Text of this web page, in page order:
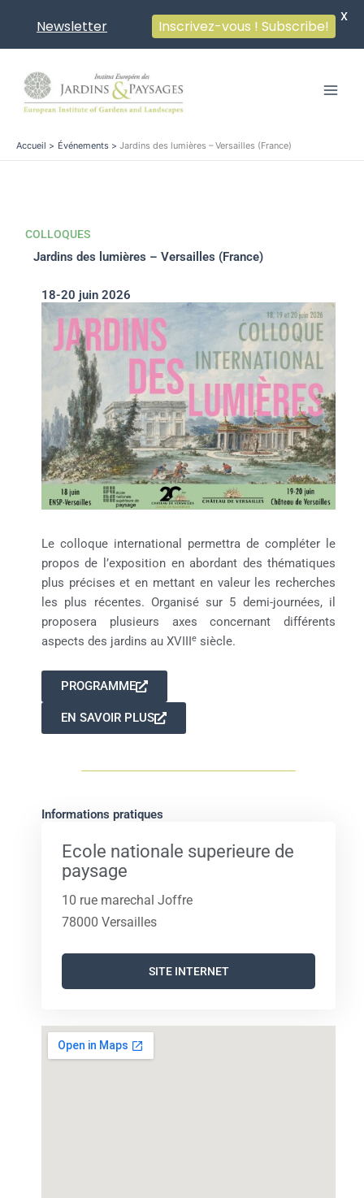
contenu
Accueil Événements Jardins des lumières – Versailles (France)
COLLOQUES
Jardins des lumières – Versailles (France)
18-20 juin 2026
Le colloque international permettra de compléter le
propos de l’exposition en abordant des thématiques
plus précises et en mettant en valeur les recherches
les plus récentes. Organisé sur 5 demi-journées, il
proposera plusieurs axes concernant différents
aspects des jardins au XVIIIesiècle.
PROGRAMME
EN SAVOIR PLUS
Informations pratiques
Ecole nationale superieure de
paysage
10 rue marechal Joffre
78000 Versailles
SITE INTERNET
Newsletter Inscrivez-vous ! Subscribe!
X